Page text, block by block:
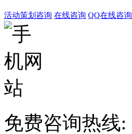
活动策划咨询 在线咨询 QQ在线咨询
免费咨询热线: